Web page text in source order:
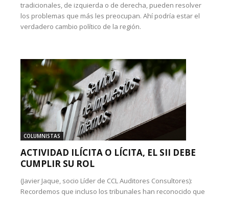
tradicionales, de izquierda o de derecha, pueden resolver
los problemas que más les preocupan. Ahí podría estar el
verdadero cambio político de la región.
COLUMNISTAS
ACTIVIDAD ILÍCITA O LÍCITA, EL SII DEBE
CUMPLIR SU ROL
(Javier Jaque, socio Líder de CCL Auditores Consultores):
Recordemos que incluso los tribunales han reconocido que